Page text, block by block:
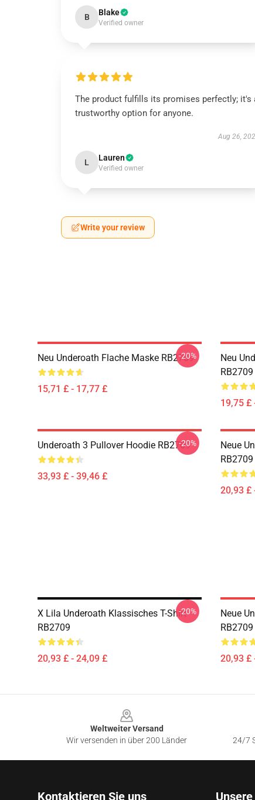
B Blake
Verified owner
The product fulfills its promises perfectly; it's
trustworthy option for anyone.
Aug 26,
L Lauren
Verified owner
Write your review
Neu Underoath Flache Maske RB2709
15,71 £ - 17,77 £
-20%
Neu
RB2709
19,75 £
Underoath 3 Pullover Hoodie RB2709
33,93 £ - 39,46 £
-20%
Neue
RB2709
20,93 £
X Lila Underoath Klassisches T-Shirt
RB2709
20,93 £ - 24,09 £
-20%
Neue
RB2709
20,93 £
Weltweiter Versand
Wir versenden in über 200 Länder
24/7
Kontaktieren Sie uns